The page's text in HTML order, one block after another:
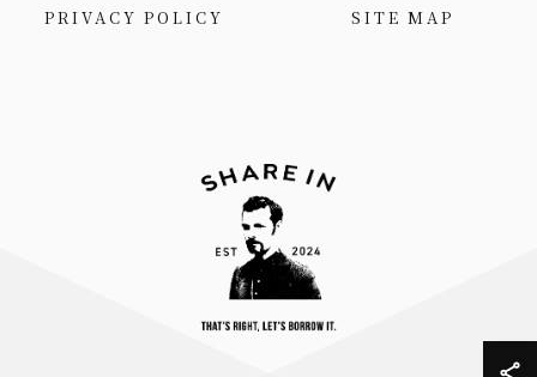
PRIVACY POLICY SITE MAP